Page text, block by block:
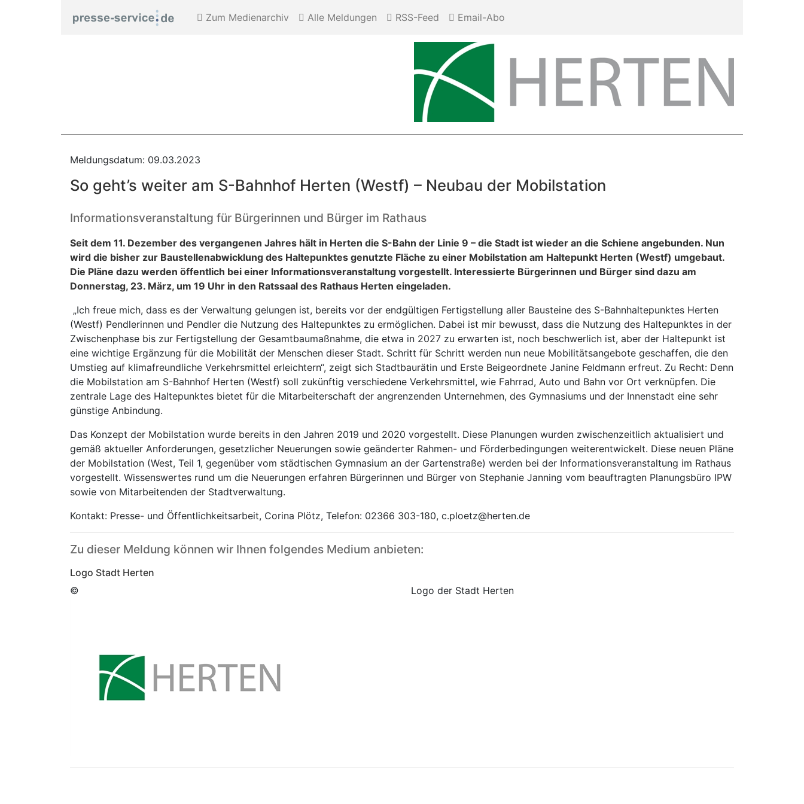
Zum Medienarchiv Alle Meldungen RSS-Feed Email-Abo
Meldungsdatum: 09.03.2023
So geht’s weiter am S-Bahnhof Herten (Westf) – Neubau der Mobilstation
Informationsveranstaltung für Bürgerinnen und Bürger im Rathaus
Seit dem 11. Dezember des vergangenen Jahres hält in Herten die S-Bahn der Linie 9 – die Stadt ist wieder an die Schiene angebunden. Nun
wird die bisher zur Baustellenabwicklung des Haltepunktes genutzte Fläche zu einer Mobilstation am Haltepunkt Herten (Westf) umgebaut.
Die Pläne dazu werden öffentlich bei einer Informationsveranstaltung vorgestellt. Interessierte Bürgerinnen und Bürger sind dazu am
Donnerstag, 23. März, um 19 Uhr in den Ratssaal des Rathaus Herten eingeladen.
„Ich freue mich, dass es der Verwaltung gelungen ist, bereits vor der endgültigen Fertigstellung aller Bausteine des S-Bahnhaltepunktes Herten
(Westf) Pendlerinnen und Pendler die Nutzung des Haltepunktes zu ermöglichen. Dabei ist mir bewusst, dass die Nutzung des Haltepunktes in der
Zwischenphase bis zur Fertigstellung der Gesamtbaumaßnahme, die etwa in 2027 zu erwarten ist, noch beschwerlich ist, aber der Haltepunkt ist
eine wichtige Ergänzung für die Mobilität der Menschen dieser Stadt. Schritt für Schritt werden nun neue Mobilitätsangebote geschaffen, die den
Umstieg auf klimafreundliche Verkehrsmittel erleichtern“, zeigt sich Stadtbaurätin und Erste Beigeordnete Janine Feldmann erfreut. Zu Recht: Denn
die Mobilstation am S-Bahnhof Herten (Westf) soll zukünftig verschiedene Verkehrsmittel, wie Fahrrad, Auto und Bahn vor Ort verknüpfen. Die
zentrale Lage des Haltepunktes bietet für die Mitarbeiterschaft der angrenzenden Unternehmen, des Gymnasiums und der Innenstadt eine sehr
günstige Anbindung.
Das Konzept der Mobilstation wurde bereits in den Jahren 2019 und 2020 vorgestellt. Diese Planungen wurden zwischenzeitlich aktualisiert und
gemäß aktueller Anforderungen, gesetzlicher Neuerungen sowie geänderter Rahmen- und Förderbedingungen weiterentwickelt. Diese neuen Pläne
der Mobilstation (West, Teil 1, gegenüber vom städtischen Gymnasium an der Gartenstraße) werden bei der Informationsveranstaltung im Rathaus
vorgestellt. Wissenswertes rund um die Neuerungen erfahren Bürgerinnen und Bürger von Stephanie Janning vom beauftragten Planungsbüro IPW
sowie von Mitarbeitenden der Stadtverwaltung.
Kontakt: Presse- und Öffentlichkeitsarbeit, Corina Plötz, Telefon: 02366 303-180, c.ploetz@herten.de
Zu dieser Meldung können wir Ihnen folgendes Medium anbieten:
Logo Stadt Herten
©
Logo der Stadt Herten